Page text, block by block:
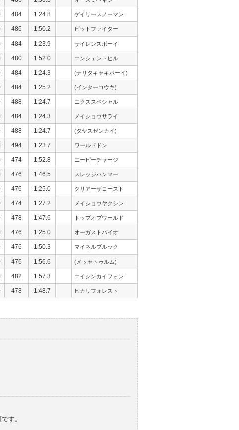
484 1:24.8 ゲイリースノーマン
486 1:50.2 ピットファイター
484 1:23.9 サイレンスボーイ
480 1:52.0 エンシェントヒル
484 1:24.3 (ナリタキセキボーイ)
484 1:25.2 (インターコウキ)
488 1:24.7 エクススペシャル
484 1:24.3 メイショウサライ
488 1:24.7 (タヤスゼンカイ)
494 1:23.7 ワールドドン
474 1:52.8 エーピーチャージ
476 1:46.5 スレッジハンマー
476 1:25.0 クリアーザコースト
474 1:27.2 メイショウヤクシン
478 1:47.6 トップオブワールド
476 1:25.0 オーガストバイオ
476 1:50.3 マイネルブルック
476 1:56.6 (メッセトゥルム)
482 1:57.3 エイシンカイフォン
478 1:48.7 ヒカリフォレスト
す。